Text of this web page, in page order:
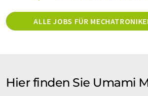
ALLE JOBS FÜR
Hier finden Sie Umami